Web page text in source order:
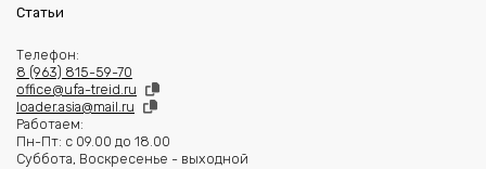
Статьи
Телефон:
8 (963) 815-59-70
office@ufa-treid.ru
loader.asia@mail.ru
Работаем:
Пн-Пт: с 09.00 до 18.00
Суббота, Воскресенье - выходной